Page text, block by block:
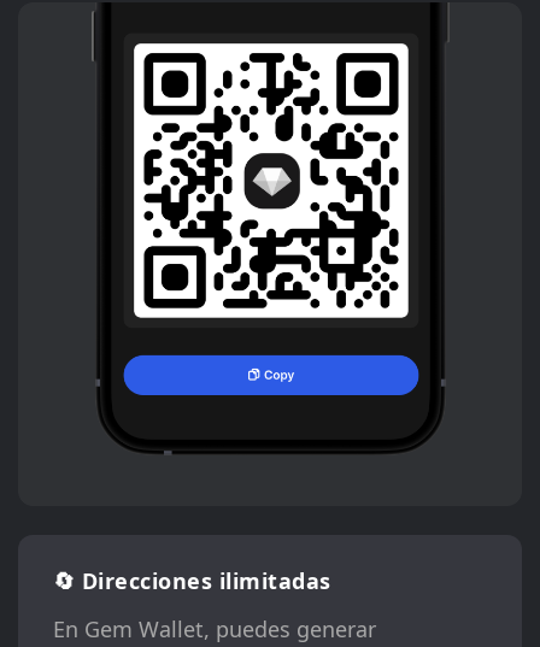
🔄 Direcciones ilimitadas
En Gem Wallet, puedes generar